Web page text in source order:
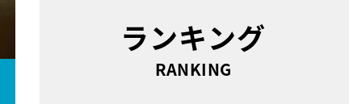
ランキング
RANKING